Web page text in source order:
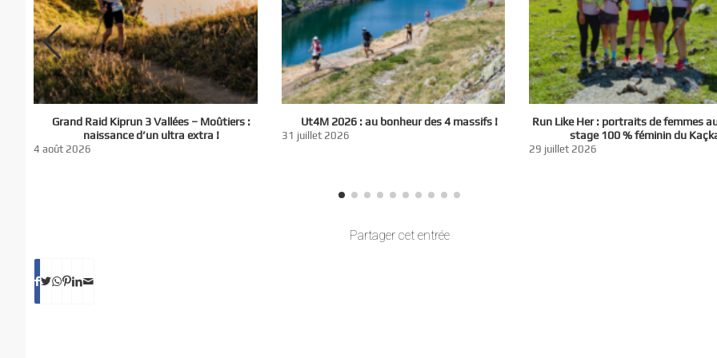
Grand Raid Kiprun 3 Vallées – Moûtiers :
naissance d’un ultra extra !
4 août 2026
Ut4M 2026 : au bonheur des 4 massifs !
31 juillet 2026
Run Like Her : portraits de femmes
stage 100 % féminin du
29 juillet 2026
Partager cet entrée